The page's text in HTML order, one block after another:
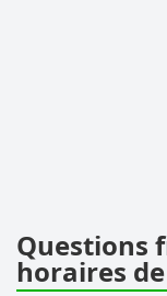
Questions
horaires